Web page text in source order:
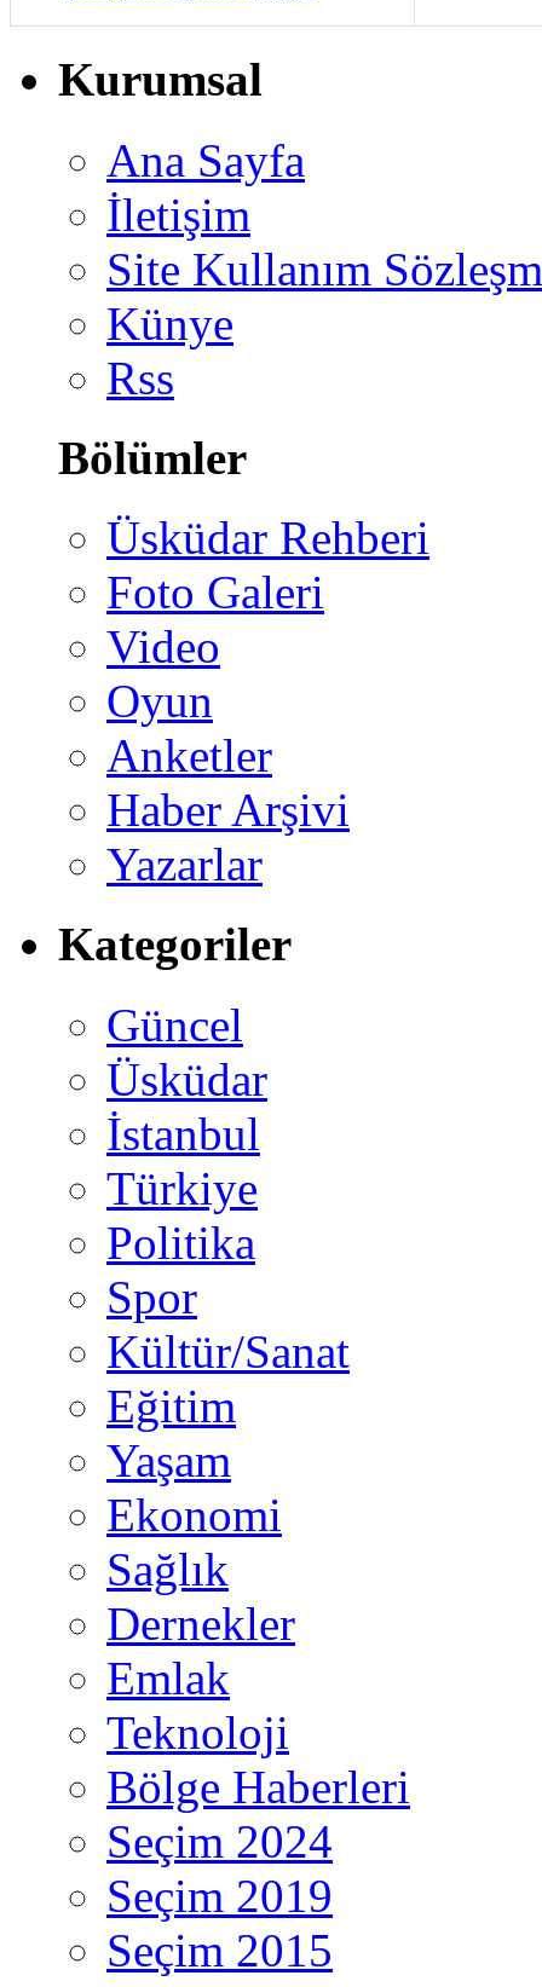
Kurumsal
Ana Sayfa
İletişim
Site Kullanım
Künye
Rss
Bölümler
Üsküdar Rehberi
Foto Galeri
Video
Oyun
Anketler
Haber Arşivi
Yazarlar
Kategoriler
Güncel
Üsküdar
İstanbul
Türkiye
Politika
Spor
Kültür/Sanat
Eğitim
Yaşam
Ekonomi
Sağlık
Dernekler
Emlak
Teknoloji
Bölge Haberleri
Seçim 2024
Seçim 2019
Seçim 2015